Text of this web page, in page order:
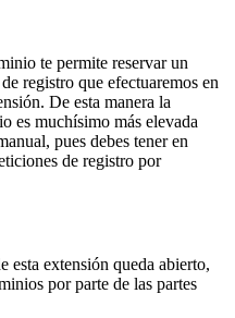
te permite reservar un
registro que efectuaremos en
De esta manera la
es muchísimo más elevada
pues debes tener en
de registro por
esta extensión queda abierto,
por parte de las partes